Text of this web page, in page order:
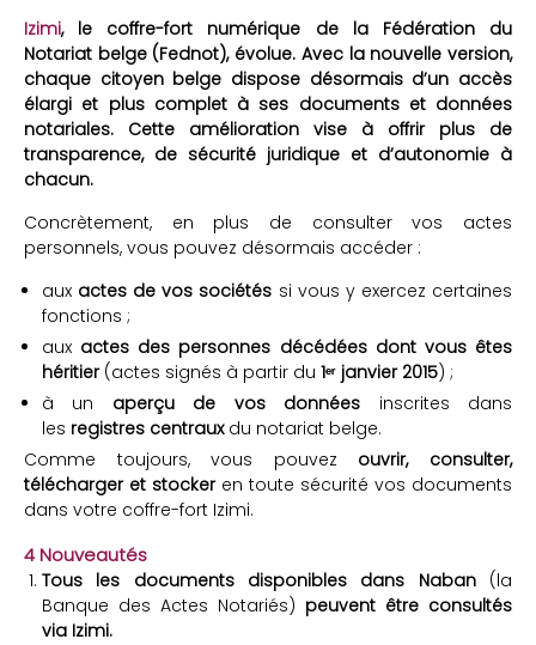
Izimi, le coffre-fort numérique de la Fédération du
Notariat belge (Fednot), évolue. Avec la nouvelle version,
chaque citoyen belge dispose désormais d’un accès
élargi et plus complet à ses documents et données
notariales. Cette amélioration vise à offrir plus de
transparence, de sécurité juridique et d’autonomie à
chacun.
Concrètement, en plus de consulter vos actes
personnels, vous pouvez désormais accéder :
aux actes de vos sociétés si vous y exercez certaines
fonctions ;
aux actes des personnes décédées dont vous êtes
héritier(actes signés à partir du 1ᵉʳ janvier 2015) ;
à un aperçu de vos données inscrites dans
les registres centrauxdu notariat belge.
Comme toujours, vous pouvez ouvrir, consulter,
télécharger et stockeren toute sécurité vos documents
dans votre coffre-fort Izimi.
4 Nouveautés
Tous les documents disponibles dans Naban (la
Banque des Actes Notariés) peuvent être consultés
via Izimi.